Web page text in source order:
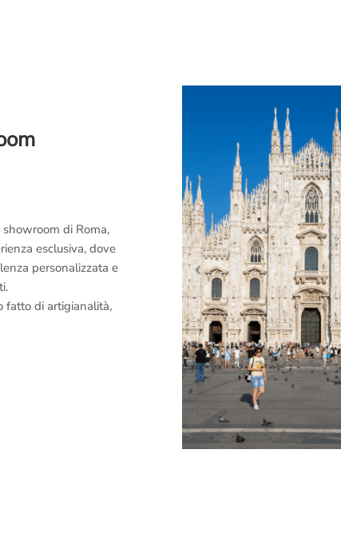
di Roma,
esclusiva, dove
personalizzata e
fatto di artigianalità,